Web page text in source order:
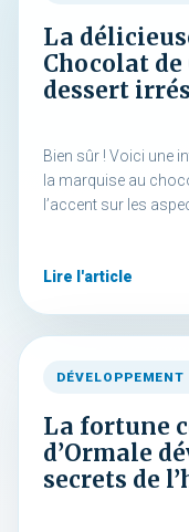
La
Chocolat
dessert
Bien sûr ! Voici une
la marquise au
l’accent sur les
Lire l'article
La fortune
d’Ormale
secrets de